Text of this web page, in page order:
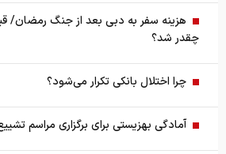
هزینه سفر به دبی بعد از جنگ رمضان/
چقدر شد؟
چرا اختلال بانکی تکرار می‌شود؟
آمادگی بهزیستی برای برگزاری مراسم